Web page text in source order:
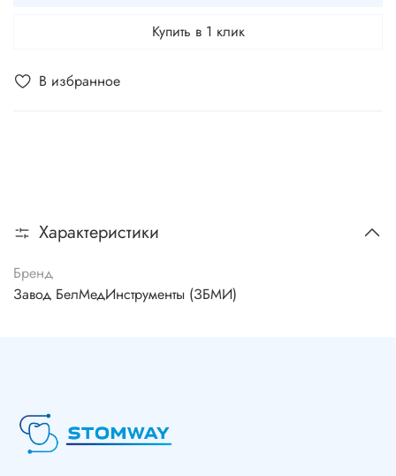
В избранное
Купить в 1 клик
Характеристики
Бренд
Завод БелМедИнструменты (ЗБМИ)